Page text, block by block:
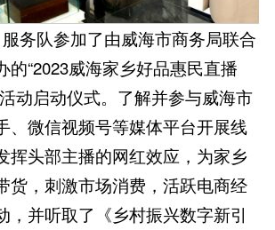
务队参加了由威海市商务局联合
的“2023威海家乡好品惠民直播
动启动仪式。了解并参与威海市
、微信视频号等媒体平台开展线
挥头部主播的网红效应，为家乡
货，刺激市场消费，活跃电商经
，并听取了《乡村振兴数字新引